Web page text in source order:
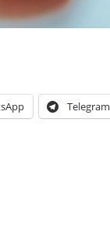
Telegram